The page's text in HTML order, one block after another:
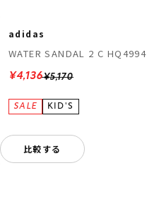
adidas
WATER SANDAL 2 C HQ4994
¥5,170
¥4,136
比較する